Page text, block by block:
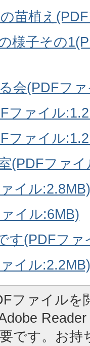
苗植え
様子その
会(PDFフ
ファイル
ファイル
(PDFファ
イル:2.8MB)
イル:6MB)
す(PDFファ
イル:2.2MB)
ファイルを
Adobe
です。お持